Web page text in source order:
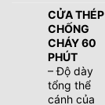
CỬA THÉP
CHỐNG
CHÁY 60
PHÚT
– Độ dày
tổng thể
cánh của